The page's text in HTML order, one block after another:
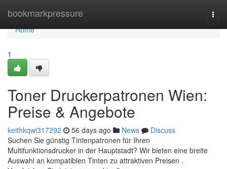
bookmarkpressure
Home
Home
1
Toner Druckerpatronen Wien:
Preise & Angebote
keithkqwi317292 56 days ago News
Discuss
Suchen Sie günstig Tintenpatronen für Ihren
Multifunktionsdrucker in der Hauptstadt? Wir bieten eine breite
Auswahl an kompatiblen Tinten zu attraktiven Preisen .